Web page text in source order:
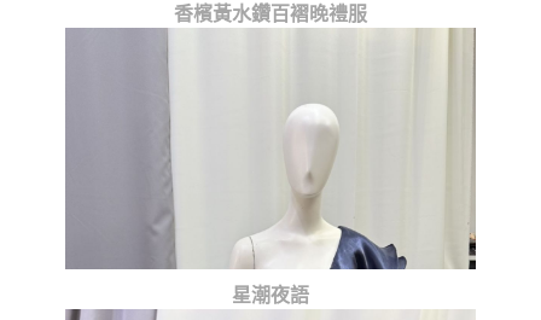
香檳黃水鑽百褶晚禮服
星潮夜語